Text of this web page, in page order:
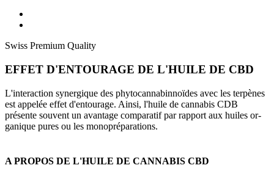
Swiss Premium Quality
EFFET D'ENTOURAGE DE L'HUILE DE CBD
L'interaction synergique des phytocannabinnoïdes avec les terpènes
est appelée effet d'entourage. Ainsi, l'huile de cannabis CDB
présente souvent un avantage comparatif par rapport aux huiles or-
ganique pures ou les monopréparations.
A PROPOS DE L'HUILE DE CANNABIS CBD